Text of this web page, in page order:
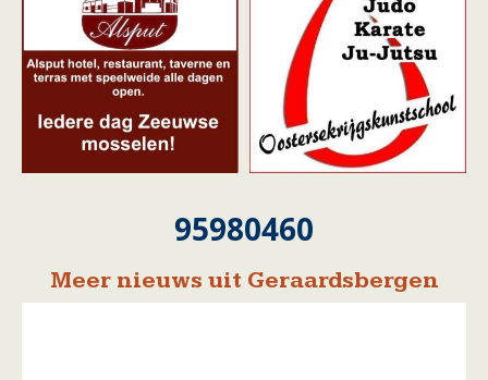
95980460
Meer nieuws uit Geraardsbergen